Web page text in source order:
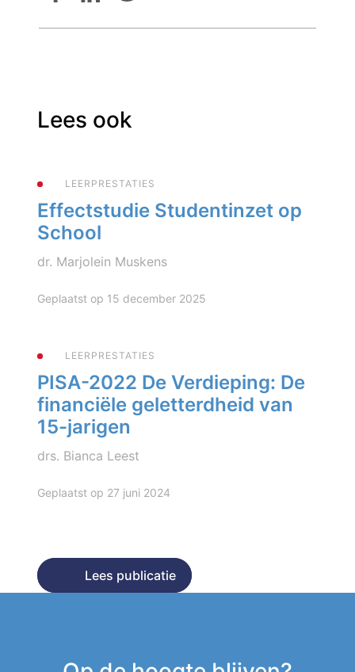
Lees ook
LEERPRESTATIES
Effectstudie Studentinzet op
School
dr. Marjolein Muskens
Geplaatst op 15 december 2025
Lees publicatie
LEERPRESTATIES
PISA-2022 De Verdieping: De
financiële geletterdheid van
15-jarigen
drs. Bianca Leest
Geplaatst op 27 juni 2024
Lees publicatie